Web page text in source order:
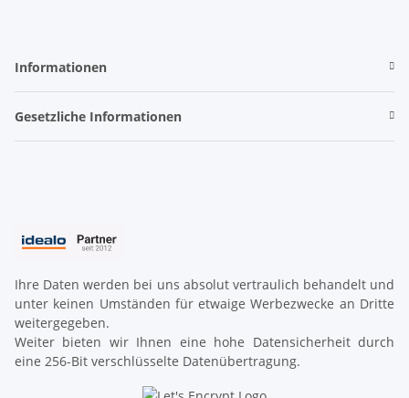
Informationen
Gesetzliche Informationen
Ihre Daten werden bei uns absolut vertraulich behandelt und
unter keinen Umständen für etwaige Werbezwecke an Dritte
weitergegeben.
Weiter bieten wir Ihnen eine hohe Datensicherheit durch
eine 256-Bit verschlüsselte Datenübertragung.